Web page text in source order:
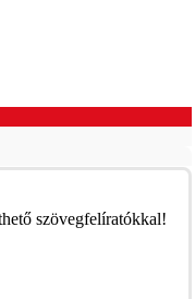
szövegfelíratókkal!